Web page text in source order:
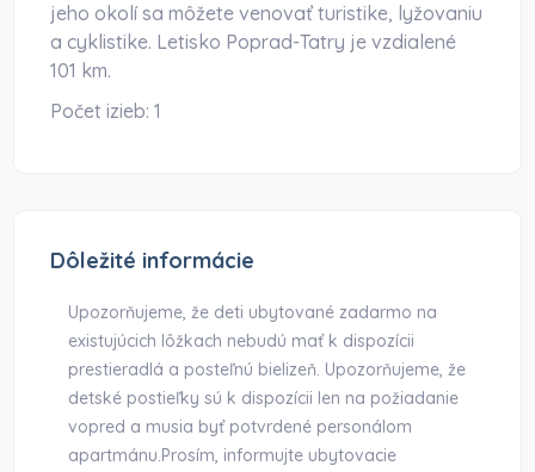
jeho okolí sa môžete venovať turistike, lyžovaniu
a cyklistike. Letisko Poprad-Tatry je vzdialené
101 km.
Počet izieb:1
Dôležité informácie
Upozorňujeme, že deti ubytované zadarmo na
existujúcich lôžkach nebudú mať k dispozícii
prestieradlá a posteľnú bielizeň. Upozorňujeme, že
detské postieľky sú k dispozícii len na požiadanie
vopred a musia byť potvrdené personálom
apartmánu.Prosím, informujte ubytovacie